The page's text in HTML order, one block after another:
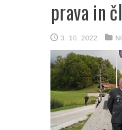
prava in
3. 10. 2022